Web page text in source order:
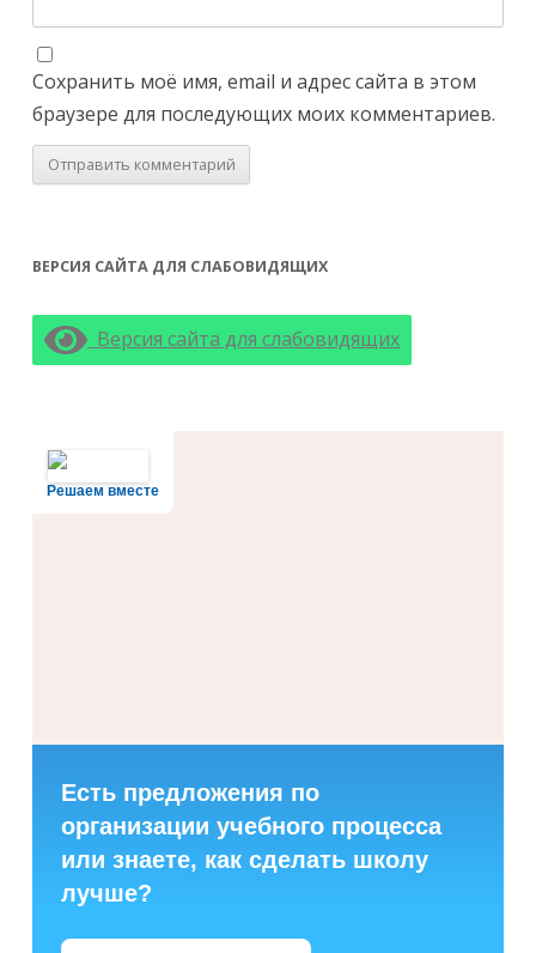
Сохранить моё имя, email и адрес сайта в этом
браузере для последующих моих комментариев.
ВЕРСИЯ САЙТА ДЛЯ СЛАБОВИДЯЩИХ
Версия сайта для слабовидящих
Решаем вместе
Есть предложения по
организации учебного процесса
или знаете, как сделать школу
лучше?